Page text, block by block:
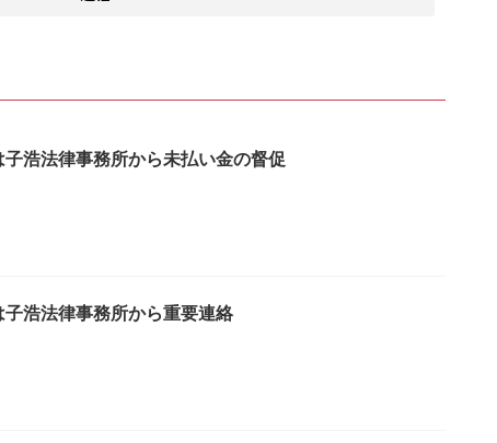
浩法律事務所から未払い金の督促
浩法律事務所から重要連絡